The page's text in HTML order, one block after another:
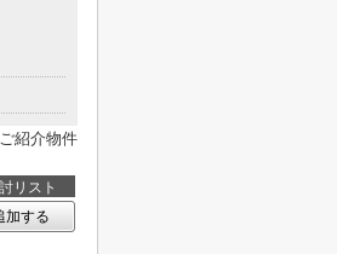
紹介物件
リスト
加する